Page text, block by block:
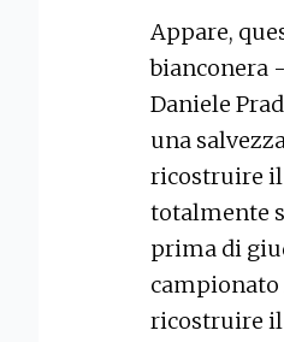
Appare,
bianconera
Daniele
una
ricostruire il
totalmente
prima di
campionato
ricostruire il